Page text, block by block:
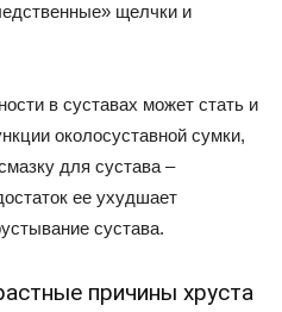
щелчки и
в суставах может стать и
околосуставной сумки,
для сустава –
ее ухудшает
сустава.
причины хруста